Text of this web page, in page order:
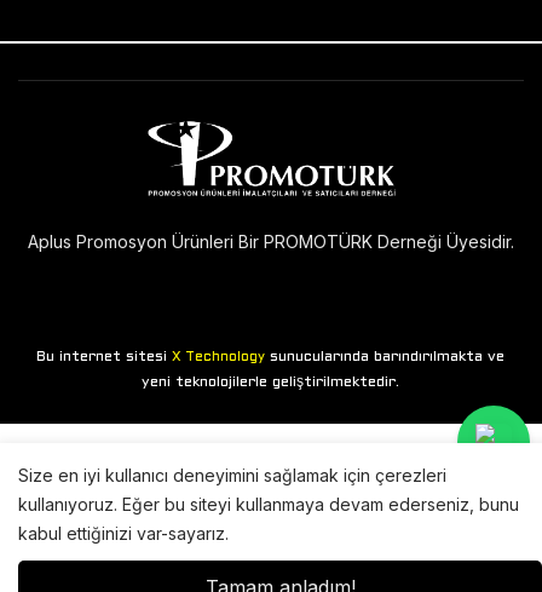
Aplus Promosyon Ürünleri Bir PROMOTÜRK Derneği Üyesidir.
Bu internet sitesiX Technology sunucularında barındırılmakta ve
yeni teknolojilerle geliştirilmektedir.
Size en iyi kullanıcı deneyimini sağlamak için çerezleri
kullanıyoruz. Eğer bu siteyi kullanmaya devam ederseniz, bunu
kabul ettiğinizi var-sayarız.
Tamam anladım!